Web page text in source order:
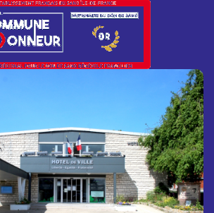
Bois Soleil devient une "Oasis
l’EHPAD Bois Soleil s’engage